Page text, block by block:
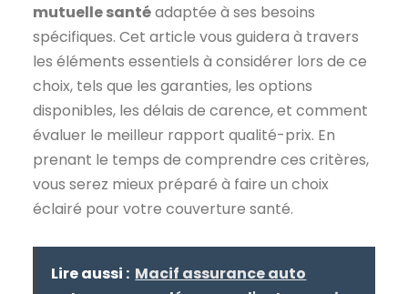
mutuelle santéadaptée à ses besoins
spécifiques. Cet article vous guidera à travers
les éléments essentiels à considérer lors de ce
choix, tels que les garanties, les options
disponibles, les délais de carence, et comment
évaluer le meilleur rapport qualité-prix. En
prenant le temps de comprendre ces critères,
vous serez mieux préparé à faire un choix
éclairé pour votre couverture santé.
Lire aussi : Macif assurance auto